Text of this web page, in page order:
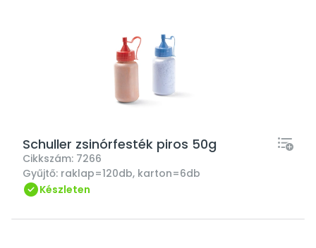
Schuller zsinórfesték piros 50g
Cikkszám: 7266
Gyűjtő: raklap=120db, karton=6db
Készleten